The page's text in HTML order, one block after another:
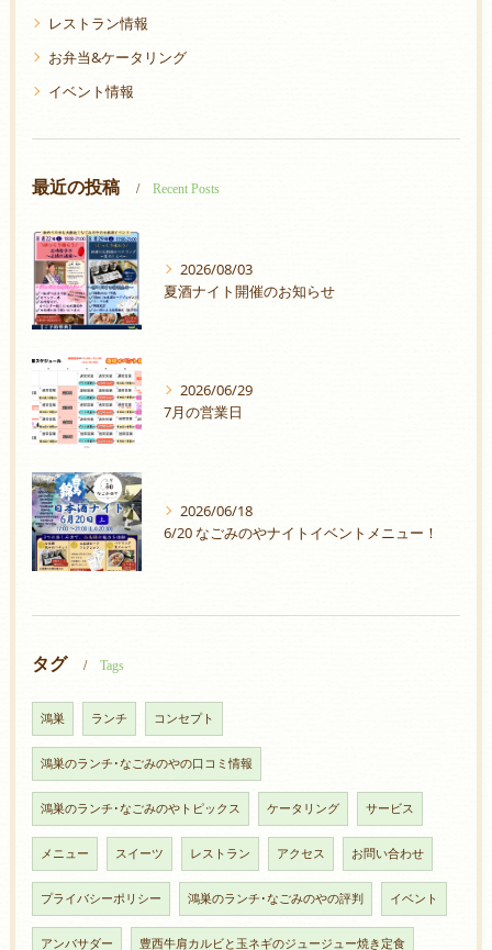
レストラン情報
お弁当&ケータリング
イベント情報
最近の投稿 Recent Posts
2026/08/03
夏酒ナイト開催のお知らせ
2026/06/29
7月の営業日
2026/06/18
6/20 なごみのやナイトイベントメニュー！
タグ Tags
鴻巣 ランチ コンセプト
鴻巣のランチ･なごみのやの口コミ情報
鴻巣のランチ･なごみのやトピックス ケータリング サービス
メニュー スイーツ レストラン アクセス お問い合わせ
プライバシーポリシー 鴻巣のランチ･なごみのやの評判 イベント
アンバサダー 豊西牛肩カルビと玉ネギのジュージュー焼き定食